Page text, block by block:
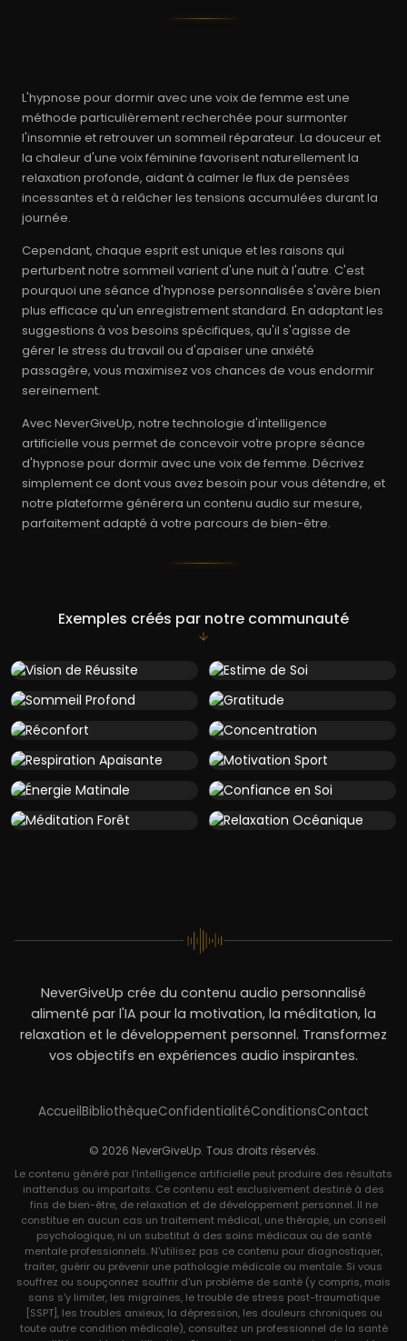
L'hypnose pour dormir avec une voix de femme est une
méthode particulièrement recherchée pour surmonter
l'insomnie et retrouver un sommeil réparateur. La douceur et
la chaleur d'une voix féminine favorisent naturellement la
relaxation profonde, aidant à calmer le flux de pensées
incessantes et à relâcher les tensions accumulées durant la
journée.
Cependant, chaque esprit est unique et les raisons qui
perturbent notre sommeil varient d'une nuit à l'autre. C'est
pourquoi une séance d'hypnose personnalisée s'avère bien
plus efficace qu'un enregistrement standard. En adaptant les
suggestions à vos besoins spécifiques, qu'il s'agisse de
gérer le stress du travail ou d'apaiser une anxiété
passagère, vous maximisez vos chances de vous endormir
sereinement.
Avec NeverGiveUp, notre technologie d'intelligence
artificielle vous permet de concevoir votre propre séance
d'hypnose pour dormir avec une voix de femme. Décrivez
simplement ce dont vous avez besoin pour vous détendre, et
notre plateforme générera un contenu audio sur mesure,
parfaitement adapté à votre parcours de bien-être.
Exemples créés par notre communauté
NeverGiveUp crée du contenu audio personnalisé
alimenté par l'IA pour la motivation, la méditation, la
relaxation et le développement personnel. Transformez
vos objectifs en expériences audio inspirantes.
AccueilBibliothèqueConfidentialitéConditionsContact
© 2026 NeverGiveUp. Tous droits réservés.
Le contenu généré par l'intelligence artificielle peut produire des résultats
inattendus ou imparfaits. Ce contenu est exclusivement destiné à des
fins de bien-être, de relaxation et de développement personnel. Il ne
constitue en aucun cas un traitement médical, une thérapie, un conseil
psychologique, ni un substitut à des soins médicaux ou de santé
mentale professionnels. N'utilisez pas ce contenu pour diagnostiquer,
traiter, guérir ou prévenir une pathologie médicale ou mentale. Si vous
souffrez ou soupçonnez souffrir d'un problème de santé (y compris, mais
sans s'y limiter, les migraines, le trouble de stress post-traumatique
[SSPT], les troubles anxieux, la dépression, les douleurs chroniques ou
toute autre condition médicale), consultez un professionnel de la santé